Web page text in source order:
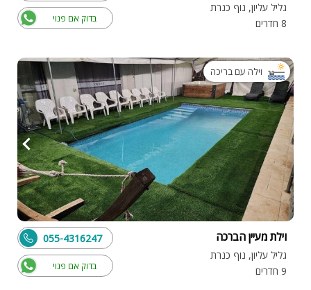
גליל עליון, נוף כנרת
8 חדרים
בדוק אם פנוי
וילה עם בריכה
וילת מעיין הברכה
גליל עליון, נוף כנרת
9 חדרים
בדוק אם פנוי
055-4316247